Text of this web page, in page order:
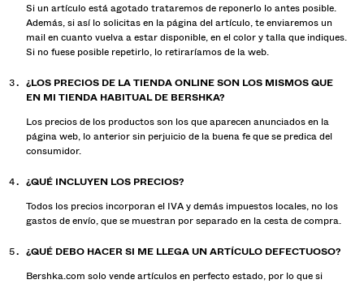
Si un artículo está agotado trataremos de reponerlo lo antes posible.
Además, si así lo solicitas en la página del artículo, te enviaremos un
mail en cuanto vuelva a estar disponible, en el color y talla que indiques.
Si no fuese posible repetirlo, lo retiraríamos de la web.
¿LOS PRECIOS DE LA TIENDA ONLINE SON LOS MISMOS QUE
EN MI TIENDA HABITUAL DE BERSHKA?
Los precios de los productos son los que aparecen anunciados en la
página web, lo anterior sin perjuicio de la buena fe que se predica del
consumidor.
¿QUÉ INCLUYEN LOS PRECIOS?
Todos los precios incorporan el IVA y demás impuestos locales, no los
gastos de envío, que se muestran por separado en la cesta de compra.
¿QUÉ DEBO HACER SI ME LLEGA UN ARTÍCULO DEFECTUOSO?
Bershka.com solo vende artículos en perfecto estado, por lo que si